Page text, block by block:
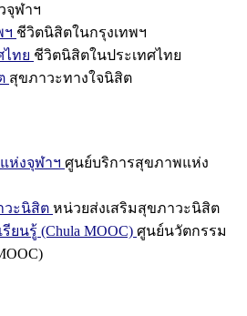
จุฬาฯ
ฯ ชีวิตนิสิตในกรุงเทพฯ
ไทย ชีวิตนิสิตในประเทศไทย
สุขภาวะทางใจนิสิต
ห่งจุฬาฯ ศูนย์บริการสุขภาพแห่ง
วะนิสิต หน่วยส่งเสริมสุขภาวะนิสิต
ยนรู้ (Chula MOOC) ศูนย์นวัตกรรม